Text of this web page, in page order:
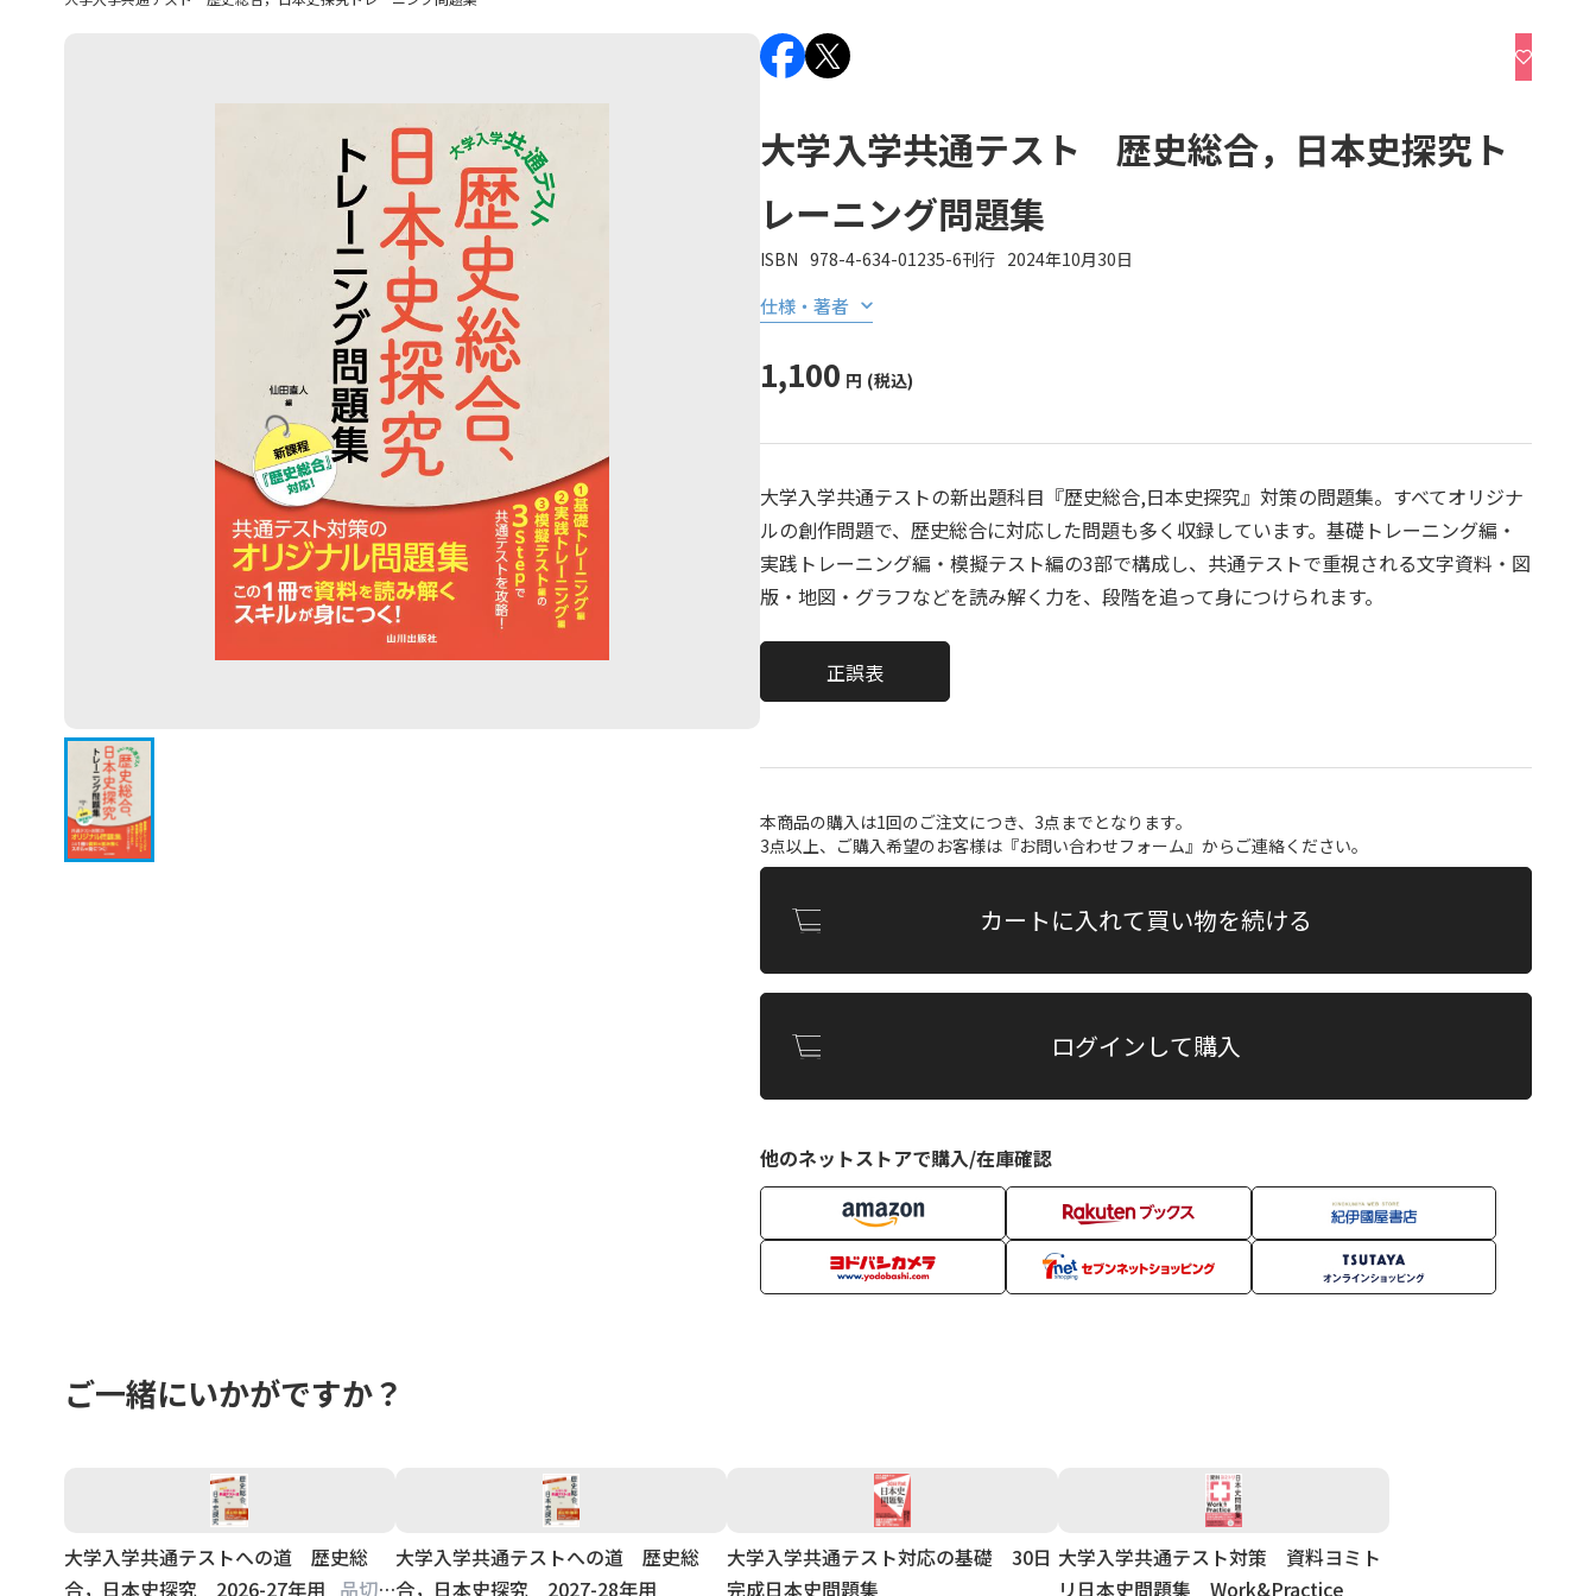
大学入学共通テスト 歴史総合，日本史探究ト
レーニング問題集
ISBN 978-4-634-01235-6刊行 2024年10月30日
仕様・著者
1,100 円 (税込)
大学入学共通テストの新出題科目『歴史総合,日本史探究』対策の問題集。すべてオリジナ
ルの創作問題で、歴史総合に対応した問題も多く収録しています。基礎トレーニング編・
実践トレーニング編・模擬テスト編の3部で構成し、共通テストで重視される文字資料・図
版・地図・グラフなどを読み解く力を、段階を追って身につけられます。
正誤表
本商品の購入は1回のご注文につき、3点までとなります。
3点以上、ご購入希望のお客様は『お問い合わせフォーム』からご連絡ください。
カートに入れて買い物を続ける
ログインして購入
他のネットストアで購入/在庫確認
ご一緒にいかがですか？
大学入学共通テストへの道 歴史総
合，日本史探究 2026-27年用 品切
大学入学共通テストへの道 歴史総
合，日本史探究 2027-28年用
大学入学共通テスト対応の基礎 30日
完成日本史問題集
大学入学共通テスト対策 資料ヨミト
リ日本史問題集 Work&Practice